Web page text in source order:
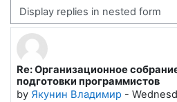
Display mode
Re: Организационное
подготовки программистов
by Якунин Владимир -
Number of replies: 0